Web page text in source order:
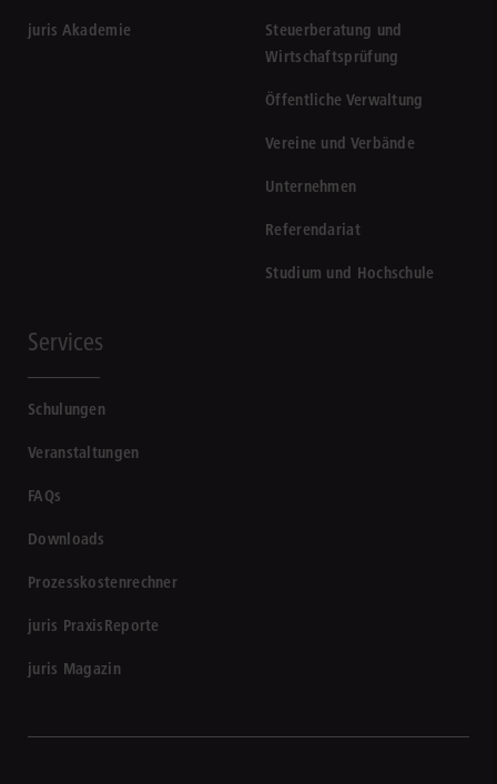
juris Akademie
Steuerberatung und
Wirtschaftsprüfung
Öffentliche Verwaltung
Vereine und Verbände
Unternehmen
Referendariat
Studium und Hochschule
Services
Schulungen
Veranstaltungen
FAQs
Downloads
Prozesskostenrechner
juris PraxisReporte
juris Magazin